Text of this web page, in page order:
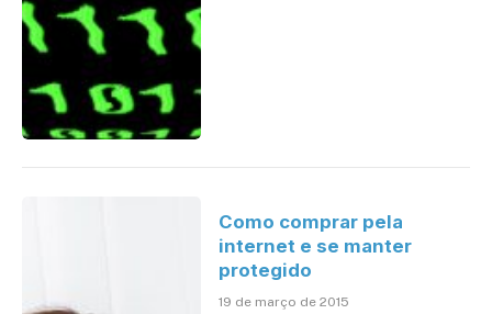
Como comprar pela
internet e se manter
protegido
19 de março de 2015